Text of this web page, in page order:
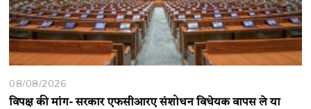
08/08/2026
विपक्ष की मांग- सरकार एफसीआरए संशोधन विधेयक वापस ले या